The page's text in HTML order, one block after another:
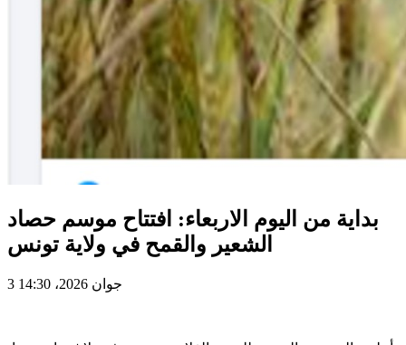
بداية من اليوم الاربعاء: افتتاح موسم حصاد
الشعير والقمح في ولاية تونس
3 جوان 2026، 14:30